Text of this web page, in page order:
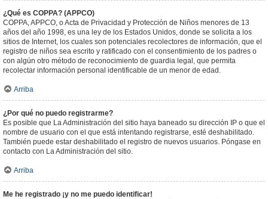
¿Qué es COPPA? (APPCO)
COPPA, APPCO, o Acta de Privacidad y Protección de Niños menores de 13
años del año 1998, es una ley de los Estados Unidos, donde se solicita a los
sitios de Internet, los cuales son potenciales recolectores de información, que el
registro de niños sea escrito y ratificado con el consentimiento de los padres o
con algún otro método de reconocimiento de guardia legal, que permita
recolectar información personal identificable de un menor de edad.
Arriba
¿Por qué no puedo registrarme?
Es posible que La Administración del sitio haya baneado su dirección IP o que el
nombre de usuario con el que está intentando registrarse, esté deshabilitado.
También puede estar deshabilitado el registro de nuevos usuarios. Póngase en
contacto con La Administración del sitio.
Arriba
Me he registrado ¡y no me puedo identificar!